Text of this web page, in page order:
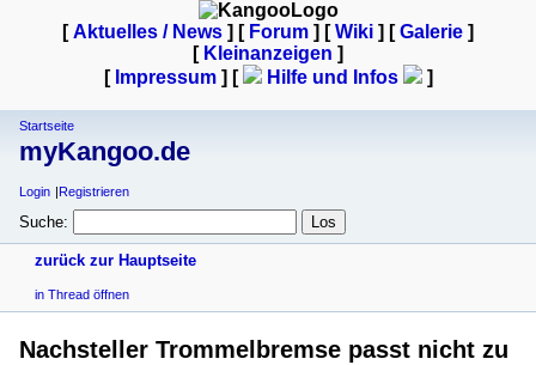
[Aktuelles / News ] [ Forum ] [Wiki ] [Galerie ]
[ Kleinanzeigen ]
[ Impressum] [ Hilfe und Infos ]
Startseite
myKangoo.de
Login Registrieren
Suche:
zurück zur Hauptseite
in Thread öffnen
Nachsteller Trommelbremse passt nicht zu